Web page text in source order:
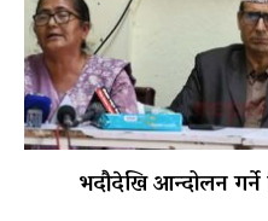
भदौदेखि आन्दोलन